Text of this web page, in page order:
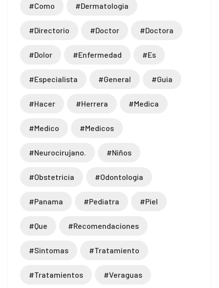
#como #dermatologia
#directorio #doctor #doctora
#dolor #enfermedad #es
#especialista #general #guia
#hacer #herrera #medica
#medico #medicos
#neurocirujano. #niños
#obstetricia #odontologia
#panama #pediatra #piel
#que #recomendaciones
#sintomas #tratamiento
#tratamientos #veraguas